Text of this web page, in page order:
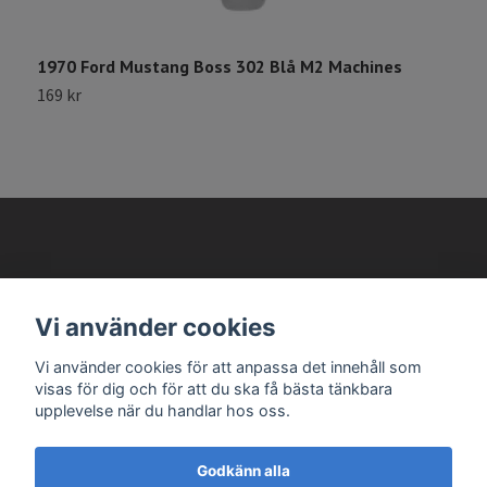
1970 Ford Mustang Boss 302 Blå M2 Machines
169 kr
Läs mer
Vi använder cookies
Vi använder cookies för att anpassa det innehåll som
visas för dig och för att du ska få bästa tänkbara
upplevelse när du handlar hos oss.
Godkänn alla